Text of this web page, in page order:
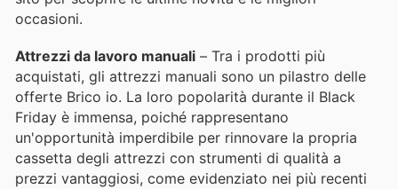
occasioni.
Attrezzi da lavoro manuali – Tra i prodotti più
acquistati, gli attrezzi manuali sono un pilastro delle
offerte Brico io. La loro popolarità durante il Black
Friday è immensa, poiché rappresentano
un'opportunità imperdibile per rinnovare la propria
cassetta degli attrezzi con strumenti di qualità a
prezzi vantaggiosi, come evidenziato nei più recenti